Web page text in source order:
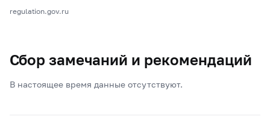
regulation.gov.ru
Сбор замечаний и рекомендаций
В настоящее время данные отсутствуют.